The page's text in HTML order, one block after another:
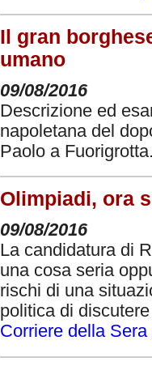
Il gran
umano
09/08/2016
Descrizione ed
napoletana del
Paolo a
Olimpiadi, ora
09/08/2016
La candidatura di
una cosa seria
rischi di una
politica di
Corriere della Sera